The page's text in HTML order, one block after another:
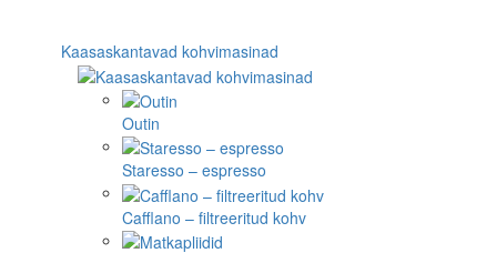
Kaasaskantavad kohvimasinad
Outin
Staresso – espresso
Cafflano – filtreeritud kohv